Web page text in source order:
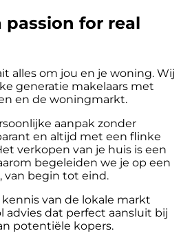
passion for real
alles om jou en je woning. Wij
generatie makelaars met
en de woningmarkt.
aanpak zonder
en altijd met een flinke
verkopen van je huis is een
begeleiden we je op een
van begin tot eind.
van de lokale markt
advies dat perfect aansluit bij
potentiële kopers.